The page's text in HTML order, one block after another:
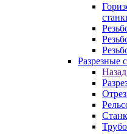
Разрезные
Назад